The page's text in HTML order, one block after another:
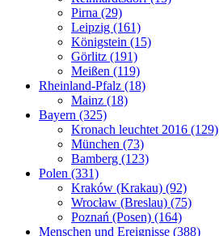
Pirna (29)
Leipzig (161)
Königstein (15)
Görlitz (191)
Meißen (119)
Rheinland-Pfalz (18)
Mainz (18)
Bayern (325)
Kronach leuchtet 2016 (129)
München (73)
Bamberg (123)
Polen (331)
Kraków (Krakau) (92)
Wrocław (Breslau) (75)
Poznań (Posen) (164)
Menschen und Ereignisse (388)